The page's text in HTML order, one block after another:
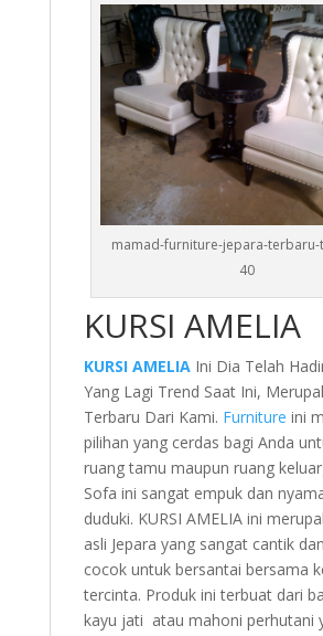
mamad-furniture-jepara-
40
KURSI AMELIA
KURSI AMELIAIni Dia Telah
Yang Lagi Trend Saat Ini,
Terbaru Dari Kami. Furniture ini
pilihan yang cerdas bagi Anda
ruang tamu maupun ruang
Sofa ini sangat empuk dan
duduki. KURSI AMELIA ini
asli Jepara yang sangat cantik
cocok untuk bersantai bersama
tercinta. Produk ini terbuat dari
kayu jati atau mahoni perhutani